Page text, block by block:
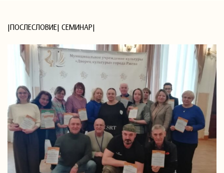
|ПОСЛЕСЛОВИЕ| СЕМИНАР|